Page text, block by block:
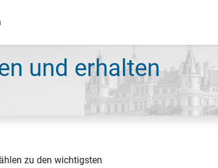
und erhalten
zu den wichtigsten